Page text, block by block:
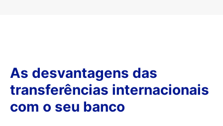
As desvantagens das
transferências internacionais
com o seu banco